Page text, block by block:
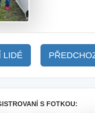
LIDÉ
S FOTKOU: